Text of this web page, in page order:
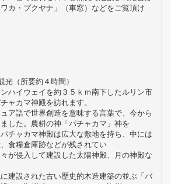
カ・プクヤナ」（車窓）などをご覧頂け
（所要約４時間）
ハイウェイを約３５ｋｍ南下したルリン市
ャカマ神殿を訪れます。
ア語で世界創造を意味する言葉で、今から
した。農耕の神「パチャカマ」神を
チャカマ神殿は広大な敷地を持ち、中には
食糧倉庫跡などが残されてい
が侵入して建設した太陽神殿、月の神殿な
建設された古い歴史的木造建築の並ぶ「バ